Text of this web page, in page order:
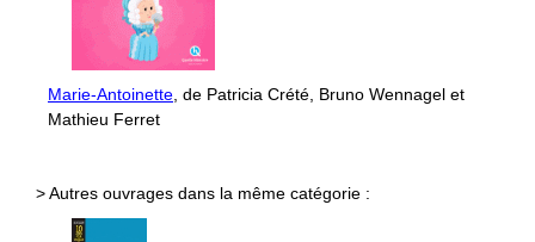
Marie-Antoinette, de Patricia Crété, Bruno Wennagel et
Mathieu Ferret
> Autres ouvrages dans la même catégorie :